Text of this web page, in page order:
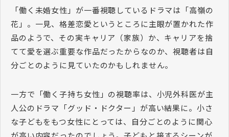
「働く未婚女性」が一番視聴しているドラマは「高嶺の
花」。一見、格差恋愛というところに主眼が置かれた作
品のようで、その実キャリア（家族）か、キャリアを捨
てて愛を選ぶ重要な作品だったからなのか、視聴者は自
分ごとのように見ていたのかもしれません。
一方で「働く子持ち女性」の視聴率は、小児外科医が主
人公のドラマ「グッド・ドクター」が高い結果に。小さ
な子どもをもつ女性にとっては、自分ごとのように関心